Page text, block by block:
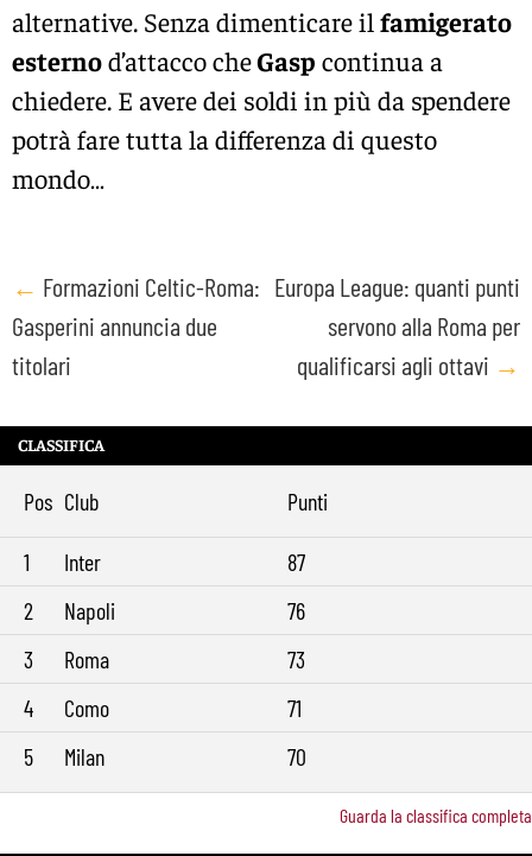
alternative. Senza dimenticare il famigerato
esternod’attacco cheGasp continua a
chiedere. E avere dei soldi in più da spendere
potrà fare tutta la differenza di questo
mondo…
Post
navigation
← Formazioni Celtic-Roma:
Gasperini annuncia due
titolari
Europa League: quanti punti
servono alla Roma per
qualificarsi agli ottavi →
CLASSIFICA
Pos Club Punti
1 Inter
87
2
Napoli
76
3
Roma
73
4
Como
71
5
Milan 70
Guarda la classifica completa